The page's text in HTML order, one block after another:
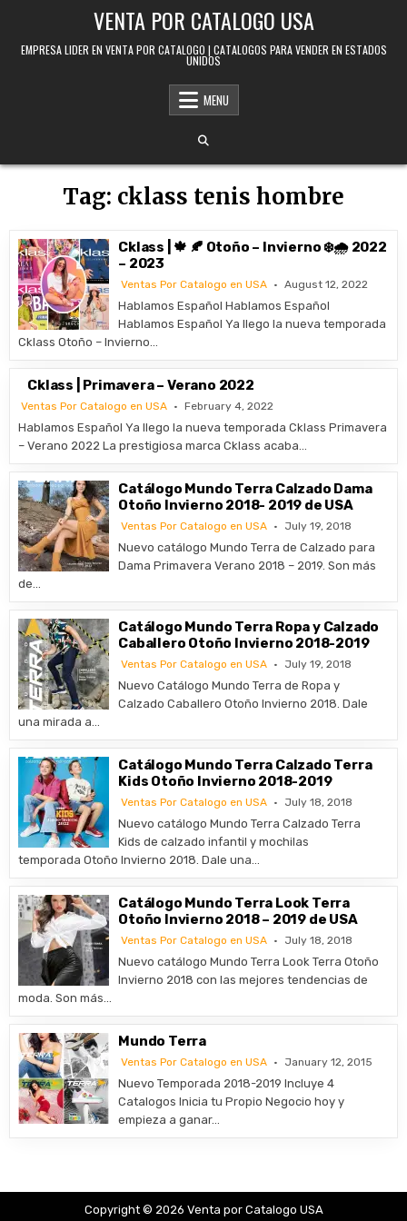
VENTA POR CATALOGO USA
EMPRESA LIDER EN VENTA POR CATALOGO | CATALOGOS PARA VENDER EN ESTADOS
UNIDOS
MENU
Tag: cklass tenis hombre
Cklass | 🍁 🍂 Otoño – Invierno ❄️🌧️ 2022
– 2023
Ventas Por Catalogo en USA August 12, 2022
Hablamos Español Hablamos Español
Hablamos Español Ya llego la nueva temporada
Cklass Otoño – Invierno…
Cklass | Primavera – Verano 2022
Ventas Por Catalogo en USA February 4, 2022
Hablamos Español Ya llego la nueva temporada Cklass Primavera
– Verano 2022 La prestigiosa marca Cklass acaba…
Catálogo Mundo Terra Calzado Dama
Otoño Invierno 2018- 2019 de USA
Ventas Por Catalogo en USA July 19, 2018
Nuevo catálogo Mundo Terra de Calzado para
Dama Primavera Verano 2018 – 2019. Son más
de…
Catálogo Mundo Terra Ropa y Calzado
Caballero Otoño Invierno 2018-2019
Ventas Por Catalogo en USA July 19, 2018
Nuevo Catálogo Mundo Terra de Ropa y
Calzado Caballero Otoño Invierno 2018. Dale
una mirada a…
Catálogo Mundo Terra Calzado Terra
Kids Otoño Invierno 2018-2019
Ventas Por Catalogo en USA July 18, 2018
Nuevo catálogo Mundo Terra Calzado Terra
Kids de calzado infantil y mochilas
temporada Otoño Invierno 2018. Dale una…
Catálogo Mundo Terra Look Terra
Otoño Invierno 2018 – 2019 de USA
Ventas Por Catalogo en USA July 18, 2018
Nuevo catálogo Mundo Terra Look Terra Otoño
Invierno 2018 con las mejores tendencias de
moda. Son más…
Mundo Terra
Ventas Por Catalogo en USA January 12, 2015
Nuevo Temporada 2018-2019 Incluye 4
Catalogos Inicia tu Propio Negocio hoy y
empieza a ganar…
Copyright © 2026 Venta por Catalogo USA